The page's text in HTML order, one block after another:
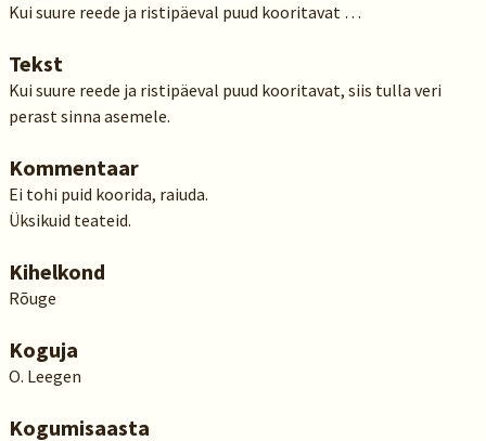
Kui suure reede ja ristipäeval puud kooritavat …
Tekst
Kui suure reede ja ristipäeval puud kooritavat, siis tulla veri
perast sinna asemele.
Kommentaar
Ei tohi puid koorida, raiuda.
Üksikuid teateid.
Kihelkond
Rõuge
Koguja
O. Leegen
Kogumisaasta